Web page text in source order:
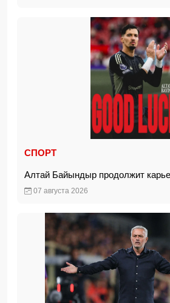
СПОРТ
Алтай Байындыр продолжит
07 августа 2026